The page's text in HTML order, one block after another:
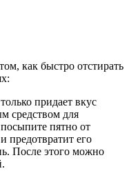
как быстро отстирать
придает вкус
средством для
пятно от
предотвратит его
После этого можно